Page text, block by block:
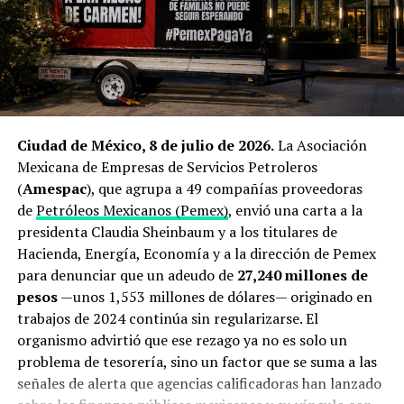
Qué está en juego: el peso
económico y energético del
estrecho de Ormuz
punto más angosto y separa las costas de Irán y Omán
Se trata del único acceso marítimo desde el Golfo
Pérsico hacia mar abierto y, en condiciones normales,
por ahí transitaba cerca de una quinta parte del
petróleo transportado por vía marítima a escala global,
además de un porcentaje significativo del gas natural
licuado producido por Arabia Saudita, Emiratos Árabes
Unidos, Irak y Catar con destino principal a Asia, de
acuerdo con estimaciones de laAdministración de
Información Energética de Estados Unidos.
Desde finales de febrero, ese flujo se ha visto
producción mexicana.
El cierre de Ormuz dispara la
búsqueda de proveedores
alternativos
El origen de esta operación está directamente ligado a la
guerra que estalló a finales de febrero de 2026 entre
Estados Unidos, Israel e Irán. El bloqueo del estrecho de
Ormuz —ruta por la que transita aproximadamente una
quinta parte de la demanda mundial de crudo— provocó
un repunte superior al 22% interanual en los precios del
petróleo Brenty encendió las alarmas en Tokio.
Antes del conflicto, Japón dependía de Medio Oriente
para cerca del 94% de sus importaciones petroleras, y
hasta un 70% de todo su suministro debía transitar
Ciudad de México, 8 de julio de 2026.La Asociación
Mexicana de Empresas de Servicios Petroleros
(Amespac), que agrupa a 49 compañías proveedoras
dePetróleos Mexicanos (Pemex), envió una carta a la
presidenta Claudia Sheinbaum y a los titulares de
Hacienda, Energía, Economía y a la dirección de Pemex
para denunciar que un adeudo de 27,240 millones de
pesos—unos 1,553 millones de dólares— originado en
trabajos de 2024 continúa sin regularizarse. El
organismo advirtió que ese rezago ya no es solo un
problema de tesorería, sino un factor que se suma a las
señales de alerta que agencias calificadoras han lanzado